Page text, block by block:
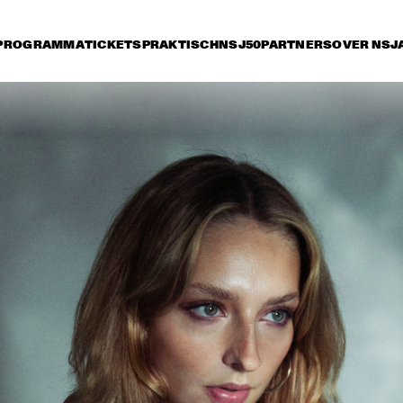
TICKETSPRAKTISCHNSJ50PARTNERSOVER NSJ
12 juli
16:30 17:30 18:00
ANDRÉ 3000 NEW
BLUE SUN LIVE
HAROLD LÓPEZ-
NUSSA 'TIMBA A LA
AMERICANA' WITH
GRÉGOIRE MARET,
LUQUES CURTIS & RUY
ADRIAN LÓPEZ-
NUSSA
MESHELL
NDEGEOCELLO
OMNICHORD
REALBOOK
ANOUK &
METROPOLE
ORKEST